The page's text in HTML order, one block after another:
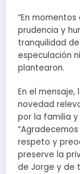
“En
prudencia y
tranquilidad
especulación
plantearon.
En el
novedad
por la familia y
respeto y
preserve la
de Jorge y de